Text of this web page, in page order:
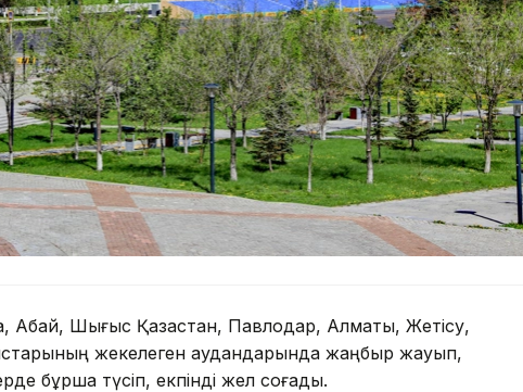
Абай, Шығыс Қазақстан, Павлодар, Алматы, Жетісу,
жекелеген аудандарында жаңбыр жауып,
бұршақ түсіп, екпінді жел соғады.